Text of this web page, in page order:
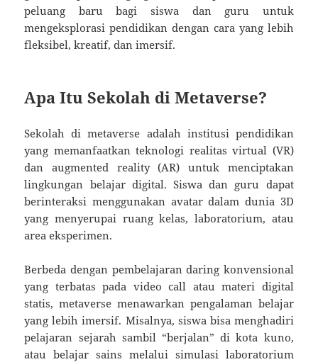
peluang baru bagi siswa dan guru untuk
mengeksplorasi pendidikan dengan cara yang lebih
fleksibel, kreatif, dan imersif.
Apa Itu Sekolah di Metaverse?
Sekolah di metaverse adalah institusi pendidikan
yang memanfaatkan teknologi realitas virtual (VR)
dan augmented reality (AR) untuk menciptakan
lingkungan belajar digital. Siswa dan guru dapat
berinteraksi menggunakan avatar dalam dunia 3D
yang menyerupai ruang kelas, laboratorium, atau
area eksperimen.
Berbeda dengan pembelajaran daring konvensional
yang terbatas pada video call atau materi digital
statis, metaverse menawarkan pengalaman belajar
yang lebih imersif. Misalnya, siswa bisa menghadiri
pelajaran sejarah sambil “berjalan” di kota kuno,
atau belajar sains melalui simulasi laboratorium